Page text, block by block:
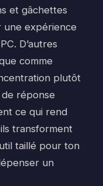
et gâchettes
expérience
D’autres
comme
plutôt
de réponse
ce qui rend
transforment
taillé pour ton
un